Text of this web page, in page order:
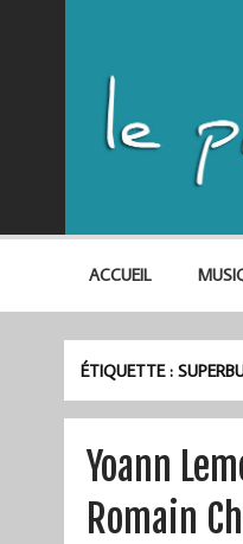
ACCUEIL
ÉTIQUETTE :
Yoann
Romain